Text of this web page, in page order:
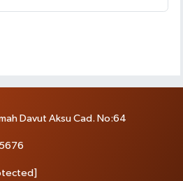
Davut Aksu Cad. No:64